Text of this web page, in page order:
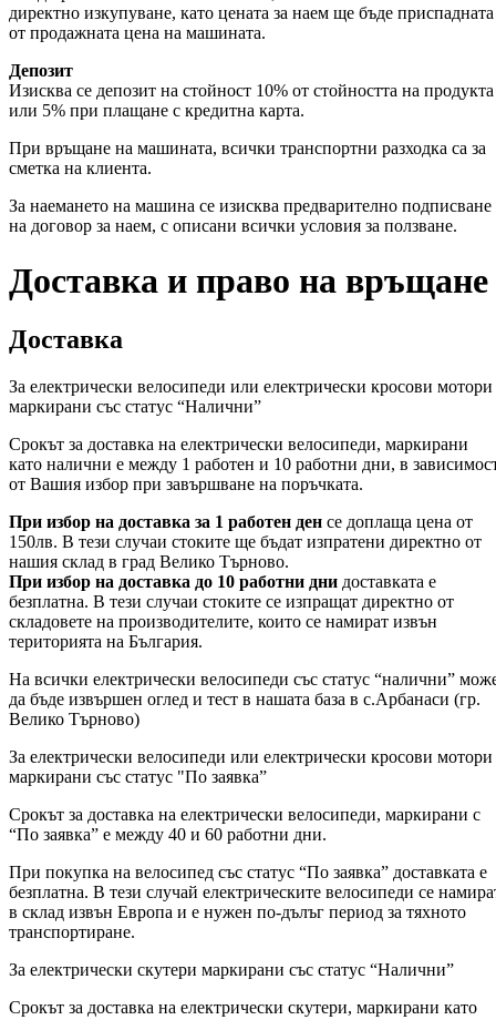
директно изкупуване, като цената за наем ще бъде приспадната
от продажната цена на машината.
Депозит
Изисква се депозит на стойност 10% от стойността на продукта
или 5% при плащане с кредитна карта.
При връщане на машината, всички транспортни разходка са за
сметка на клиента.
За наемането на машина се изисква предварително подписване
на договор за наем, с описани всички условия за ползване.
Доставка и право на връщане
Доставка
За електрически велосипеди или електрически кросови мотори
маркирани със статус “Налични”
Срокът за доставка на електрически велосипеди, маркирани
като налични е между 1 работен и 10 работни дни, в
от Вашия избор при завършване на поръчката.
При избор на доставка за 1 работен ден се доплаща цена от
150лв. В тези случаи стоките ще бъдат изпратени директно от
нашия склад в град Велико Търново.
При избор на доставка до 10 работни дни доставката е
безплатна. В тези случаи стоките се изпращат директно от
складовете на производителите, които се намират извън
територията на България.
На всички електрически велосипеди със статус “налични”
да бъде извършен оглед и тест в нашата база в с.Арбанаси (гр.
Велико Търново)
За електрически велосипеди или електрически кросови мотори
маркирани със статус "По заявка”
Срокът за доставка на електрически велосипеди, маркирани с
“По заявка” е между 40 и 60 работни дни.
При покупка на велосипед със статус “По заявка” доставката е
безплатна. В тези случай електрическите велосипеди се
в склад извън Европа и е нужен по-дълъг период за тяхното
транспортиране.
За електрически скутери маркирани със статус “Налични”
Срокът за доставка на електрически скутери, маркирани като